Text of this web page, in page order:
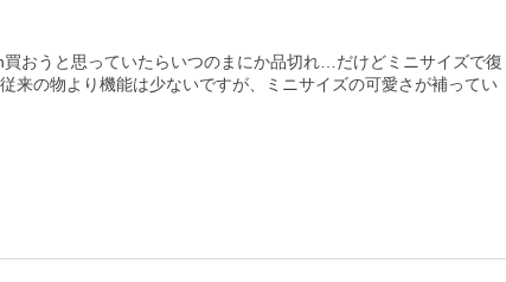
おうと思っていたらいつのまにか品切れ…だけどミニサイズで復
来の物より機能は少ないですが、ミニサイズの可愛さが補ってい